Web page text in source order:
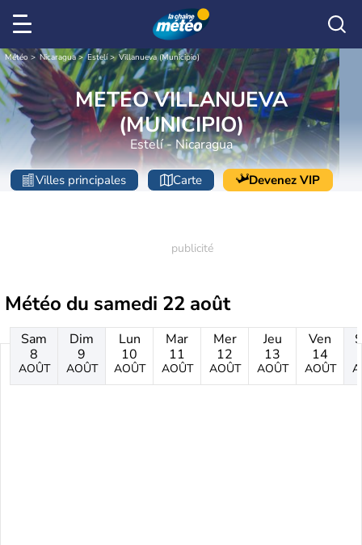
Météo Nicaragua Estelí Villanueva (Municipio)
METEO VILLANUEVA
(MUNICIPIO)
Estelí - Nicaragua
Villes principales Carte Devenez VIP
Météo du samedi 22 août
Sam
8
AOÛT
Dim
9
AOÛT
Lun
10
AOÛT
Mar
11
AOÛT
Mer
12
AOÛT
Jeu
13
AOÛT
Ven
14
AOÛT